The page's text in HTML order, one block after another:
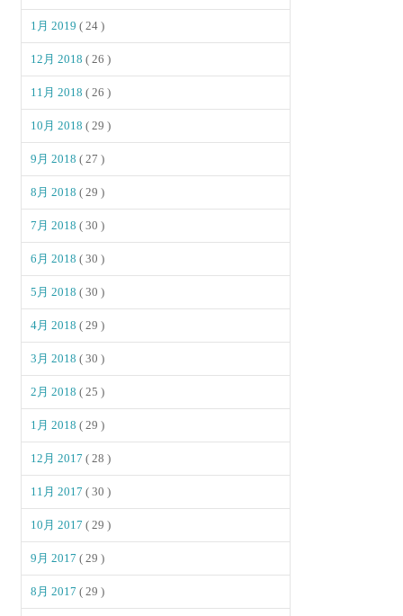
1月 2019( 24 )
12月 2018( 26 )
11月 2018( 26 )
10月 2018( 29 )
9月 2018( 27 )
8月 2018( 29 )
7月 2018( 30 )
6月 2018( 30 )
5月 2018( 30 )
4月 2018( 29 )
3月 2018( 30 )
2月 2018( 25 )
1月 2018( 29 )
12月 2017( 28 )
11月 2017( 30 )
10月 2017( 29 )
9月 2017( 29 )
8月 2017( 29 )